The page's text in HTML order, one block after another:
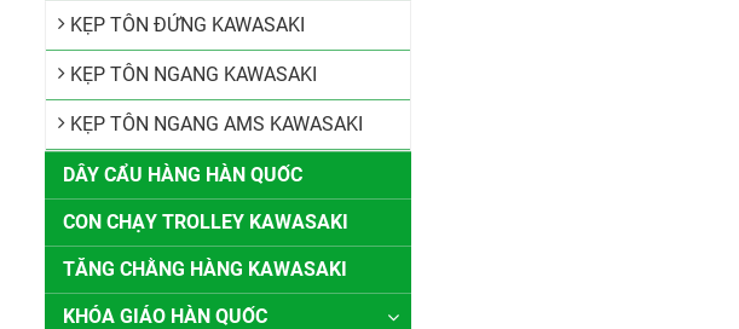
KẸP TÔN ĐỨNG KAWASAKI
KẸP TÔN NGANG KAWASAKI
KẸP TÔN NGANG AMS KAWASAKI
DÂY CẨU HÀNG HÀN QUỐC
CON CHẠY TROLLEY KAWASAKI
TĂNG CHẰNG HÀNG KAWASAKI
KHÓA GIÁO HÀN QUỐC